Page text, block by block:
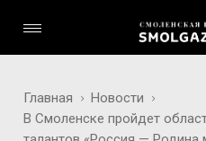
Главная
Новости
В Смоленске пройдет